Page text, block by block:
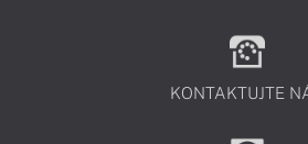
KONTAKTUJTE